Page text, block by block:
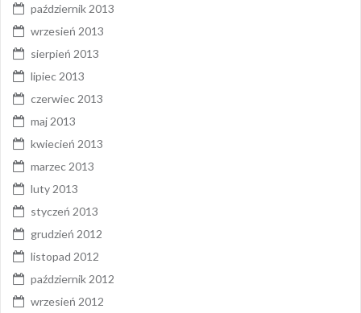
październik 2013
wrzesień 2013
sierpień 2013
lipiec 2013
czerwiec 2013
maj 2013
kwiecień 2013
marzec 2013
luty 2013
styczeń 2013
grudzień 2012
listopad 2012
październik 2012
wrzesień 2012